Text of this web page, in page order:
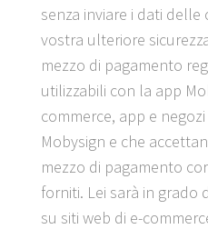
senza inviare i dati
vostra ulteriore
mezzo di pagamento
utilizzabili con la app
commerce, app e
Mobysign e che
mezzo di pagamento
forniti. Lei sarà in grado
su siti web di e-